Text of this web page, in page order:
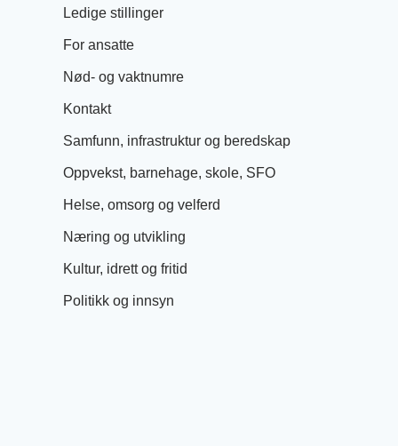
Ledige stillinger
For ansatte
Nød- og vaktnumre
Kontakt
Samfunn, infrastruktur og beredskap
Oppvekst, barnehage, skole, SFO
Helse, omsorg og velferd
Næring og utvikling
Kultur, idrett og fritid
Politikk og innsyn